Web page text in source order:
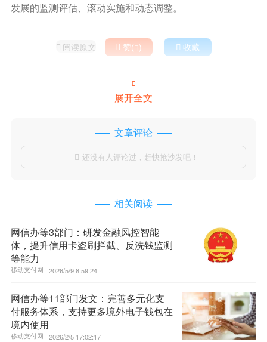
发展的监测评估、滚动实施和动态调整。
 阅读原文  赞()  收藏

展开全文
文章评论
 还没有人评论过，赶快抢沙发吧！
相关阅读
网信办等3部门：研发金融风控智能
体，提升信用卡盗刷拦截、反洗钱监测
等能力
移动支付网 | 2026/5/9 8:59:24
网信办等11部门发文：完善多元化支
付服务体系，支持更多境外电子钱包在
境内使用
移动支付网 | 2026/2/5 17:02:17